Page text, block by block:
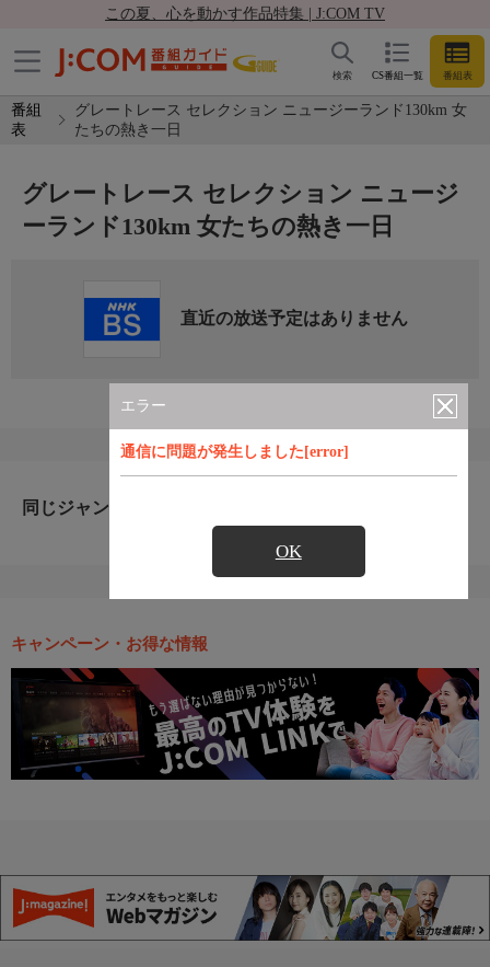
この夏、心を動かす作品特集 | J:COM TV
CS番組一覧 番組表
検索
番組
表
グレートレース セレクション ニュージーランド130km 女
たちの熱き一日
エラー
通信に問題が発生しました[error]
OK
グレートレース セレクション ニュージ
ーランド130km 女たちの熱き一日
直近の放送予定はありません
同じジャンルのおすすめ番組
キャンペーン・お得な情報